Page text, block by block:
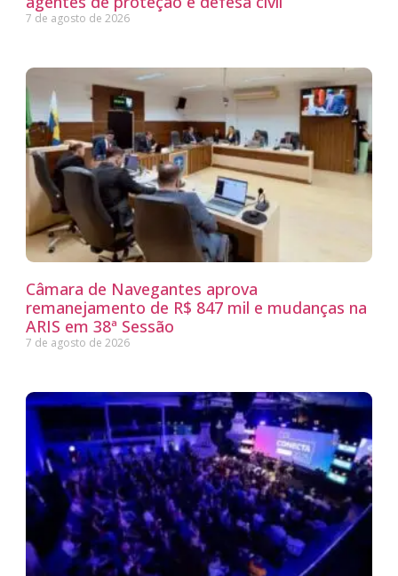
7 de agosto de 2026
Câmara de Navegantes aprova
remanejamento de R$ 847 mil e mudanças na
ARIS em 38ª Sessão
7 de agosto de 2026